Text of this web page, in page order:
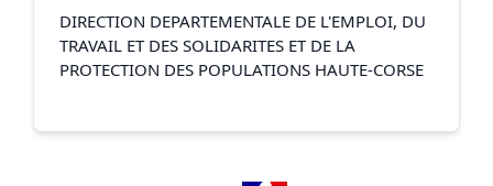
DIRECTION DEPARTEMENTALE DE L'EMPLOI, DU
TRAVAIL ET DES SOLIDARITES ET DE LA
PROTECTION DES POPULATIONS HAUTE-CORSE